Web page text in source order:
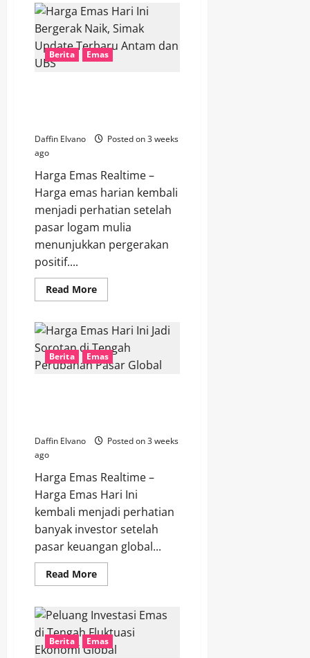
Harga
Emas
Hari
Ini
18
Juli
2026,
Berita Emas
Daffin Elvano
Posted on 3 weeks
ago
Harga Emas Realtime –
Harga emas harian kembali
menjadi perhatian setelah
pasar logam mulia
menunjukkan pergerakan
positif....
Read MoreRead
more
Emas
Hari
Ini
Bergerak
Naik,
Berita Emas
Daffin Elvano
Posted on 3 weeks
ago
Harga Emas Realtime –
Harga Emas Hari Ini
kembali menjadi perhatian
banyak investor setelah
pasar keuangan global...
Read MoreRead
more
Emas
Hari
Ini
Jadi
Sorotan
Berita Emas